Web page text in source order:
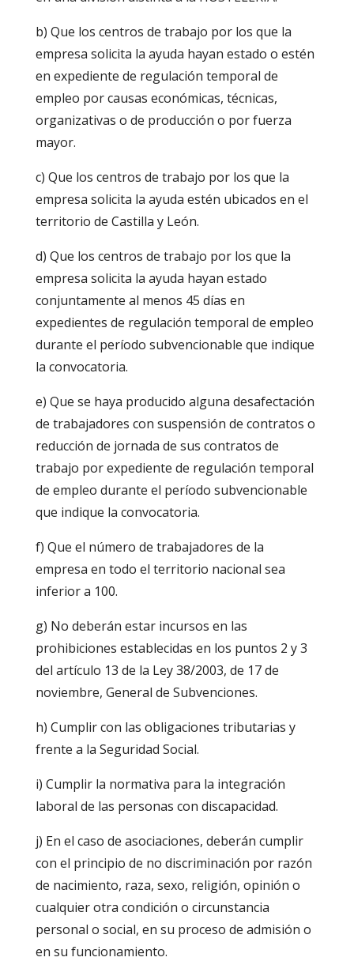
b) Que los centros de trabajo por los que la
empresa solicita la ayuda hayan estado o estén
en expediente de regulación temporal de
empleo por causas económicas, técnicas,
organizativas o de producción o por fuerza
mayor.
c) Que los centros de trabajo por los que la
empresa solicita la ayuda estén ubicados en el
territorio de Castilla y León.
d) Que los centros de trabajo por los que la
empresa solicita la ayuda hayan estado
conjuntamente al menos 45 días en
expedientes de regulación temporal de empleo
durante el período subvencionable que indique
la convocatoria.
e) Que se haya producido alguna desafectación
de trabajadores con suspensión de contratos o
reducción de jornada de sus contratos de
trabajo por expediente de regulación temporal
de empleo durante el período subvencionable
que indique la convocatoria.
f) Que el número de trabajadores de la
empresa en todo el territorio nacional sea
inferior a 100.
g) No deberán estar incursos en las
prohibiciones establecidas en los puntos 2 y 3
del artículo 13 de la Ley 38/2003, de 17 de
noviembre, General de Subvenciones.
h) Cumplir con las obligaciones tributarias y
frente a la Seguridad Social.
i) Cumplir la normativa para la integración
laboral de las personas con discapacidad.
j) En el caso de asociaciones, deberán cumplir
con el principio de no discriminación por razón
de nacimiento, raza, sexo, religión, opinión o
cualquier otra condición o circunstancia
personal o social, en su proceso de admisión o
en su funcionamiento.